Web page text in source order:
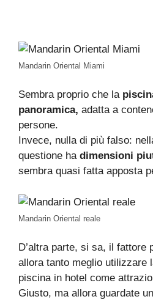
Mandarin Oriental Miami
Sembra proprio che la
panoramica, adatta a
persone.
Invece, nulla di più falso:
questione ha dimensioni
sembra quasi fatta apposta
Mandarin Oriental reale
D’altra parte, si sa, il fattore
allora tanto meglio utilizzare
piscina in hotel come
Giusto, ma allora guardate